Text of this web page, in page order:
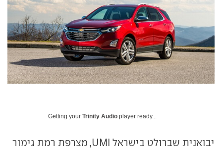
Getting your Trinity Audio player ready...
יבואנית שברולט בישראל UMI, מצרפת רמת גימור